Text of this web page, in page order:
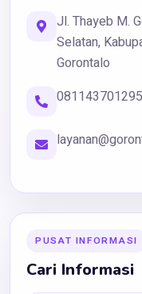
Jl. Thayeb M.
Selatan,
Gorontalo
PUSAT INFORMASI
Cari Informasi